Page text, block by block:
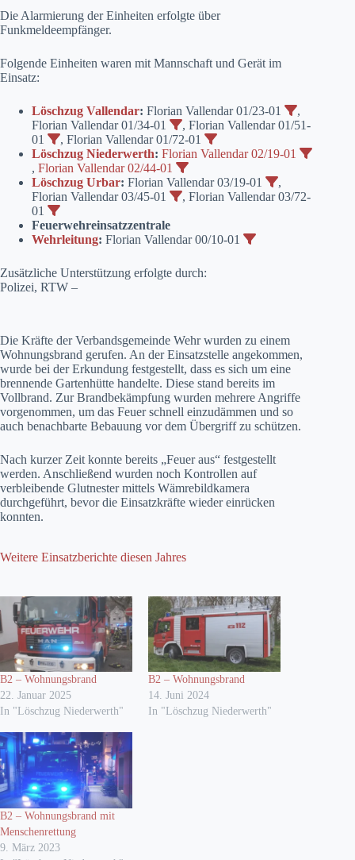
Die Alarmierung der Einheiten erfolgte über
Funkmeldeempfänger.
Folgende Einheiten waren mit Mannschaft und Gerät im
Einsatz:
Löschzug Vallendar: Florian Vallendar 01/23-01
,
Florian Vallendar 01/34-01
, Florian Vallendar 01/51-
01
, Florian Vallendar 01/72-01
Löschzug Niederwerth: Florian Vallendar 02/19-01
, Florian Vallendar 02/44-01
Löschzug Urbar: Florian Vallendar 03/19-01
,
Florian Vallendar 03/45-01
, Florian Vallendar 03/72-
01
Feuerwehreinsatzzentrale
Wehrleitung: Florian Vallendar 00/10-01
Zusätzliche Unterstützung erfolgte durch:
Polizei, RTW –
Die Kräfte der Verbandsgemeinde Wehr wurden zu einem
Wohnungsbrand gerufen. An der Einsatzstelle angekommen,
wurde bei der Erkundung festgestellt, dass es sich um eine
brennende Gartenhütte handelte. Diese stand bereits im
Vollbrand. Zur Brandbekämpfung wurden mehrere Angriffe
vorgenommen, um das Feuer schnell einzudämmen und so
auch benachbarte Bebauung vor dem Übergriff zu schützen.
Nach kurzer Zeit konnte bereits „Feuer aus“ festgestellt
werden. Anschließend wurden noch Kontrollen auf
verbleibende Glutnester mittels Wämrebildkamera
durchgeführt, bevor die Einsatzkräfte wieder einrücken
konnten.
Weitere Einsatzberichte diesen Jahres
B2 – Wohnungsbrand
22. Januar 2025
In "Löschzug Niederwerth"
B2 – Wohnungsbrand
14. Juni 2024
In "Löschzug Niederwerth"
B2 – Wohnungsbrand mit
Menschenrettung
9. März 2023